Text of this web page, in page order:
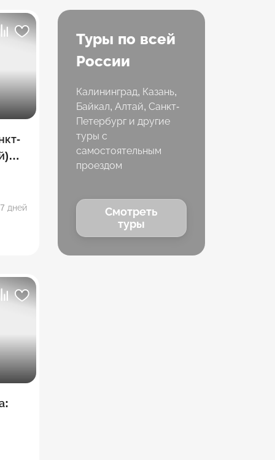
7 дней
Туры по всей
России
Калининград, Казань,
Байкал, Алтай, Санкт-
Петербург и другие
туры с
самостоятельным
проездом
Смотреть
туры